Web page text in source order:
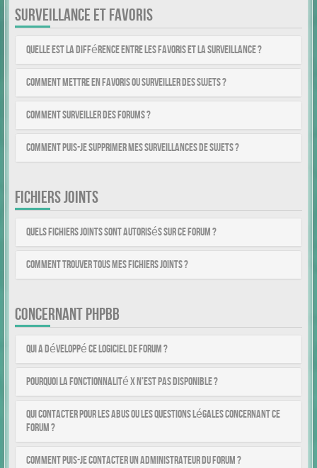
SURVEILLANCE ET FAVORIS
Quelle est la différence entre les favoris et la surveillance ?
Comment mettre en favoris ou surveiller des sujets ?
Comment surveiller des forums ?
Comment puis-je supprimer mes surveillances de sujets ?
FICHIERS JOINTS
Quels fichiers joints sont autorisés sur ce forum ?
Comment trouver tous mes fichiers joints ?
CONCERNANT PHPBB
Qui a développé ce logiciel de forum ?
Pourquoi la fonctionnalité X n’est pas disponible ?
Qui contacter pour les abus ou les questions légales concernant ce
forum ?
Comment puis-je contacter un administrateur du forum ?